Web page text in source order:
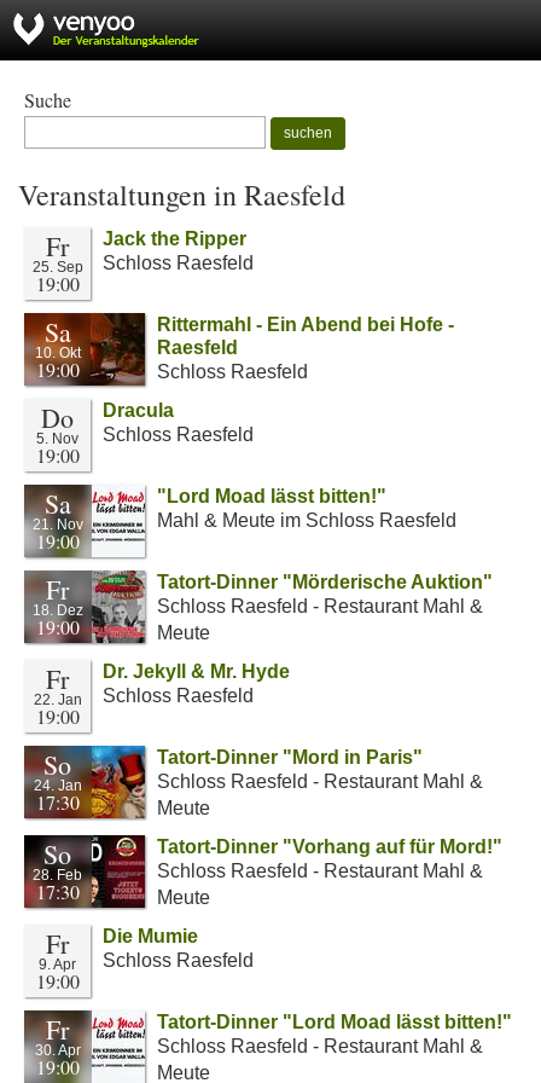
Suche
suchen
Veranstaltungen in Raesfeld
Fr
25. Sep
19:00
Jack the Ripper
Schloss Raesfeld
Sa
10. Okt
19:00
Rittermahl - Ein Abend bei Hofe -
Raesfeld
Schloss Raesfeld
Do
5. Nov
19:00
Dracula
Schloss Raesfeld
Sa
21. Nov
19:00
"Lord Moad lässt bitten!"
Mahl & Meute im Schloss Raesfeld
Fr
18. Dez
19:00
Tatort-Dinner "Mörderische Auktion"
Schloss Raesfeld - Restaurant Mahl &
Meute
Fr
22. Jan
19:00
Dr. Jekyll & Mr. Hyde
Schloss Raesfeld
So
24. Jan
17:30
Tatort-Dinner "Mord in Paris"
Schloss Raesfeld - Restaurant Mahl &
Meute
So
28. Feb
17:30
Tatort-Dinner "Vorhang auf für Mord!"
Schloss Raesfeld - Restaurant Mahl &
Meute
Fr
9. Apr
19:00
Die Mumie
Schloss Raesfeld
Fr
30. Apr
19:00
Tatort-Dinner "Lord Moad lässt bitten!"
Schloss Raesfeld - Restaurant Mahl &
Meute